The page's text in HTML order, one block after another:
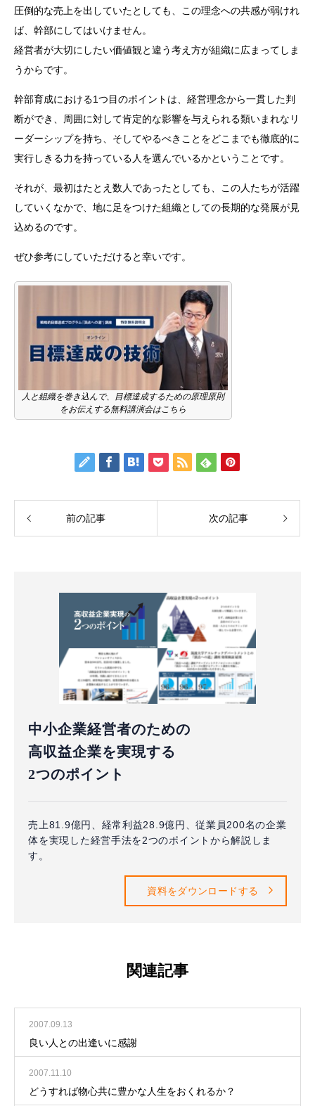
圧倒的な売上を出していたとしても、この理念への共感が弱けれ
ば、幹部にしてはいけません。
経営者が大切にしたい価値観と違う考え方が組織に広まってしま
うからです。
幹部育成における1つ目のポイントは、経営理念から一貫した判
断ができ、周囲に対して肯定的な影響を与えられる類いまれなリ
ーダーシップを持ち、そしてやるべきことをどこまでも徹底的に
実行しきる力を持っている人を選んでいるかということです。
それが、最初はたとえ数人であったとしても、この人たちが活躍
していくなかで、地に足をつけた組織としての長期的な発展が見
込めるのです。
ぜひ参考にしていただけると幸いです。
人と組織を巻き込んで、目標達成するための原理原則
をお伝えする無料講演会はこちら
前の記事 次の記事
中小企業経営者のための
高収益企業を実現する
2つのポイント
売上81.9億円、経常利益28.9億円、従業員200名の企業
体を実現した経営手法を2つのポイントから解説しま
す。
資料をダウンロードする
関連記事
2007.09.13
良い人との出逢いに感謝
2007.11.10
どうすれば物心共に豊かな人生をおくれるか？